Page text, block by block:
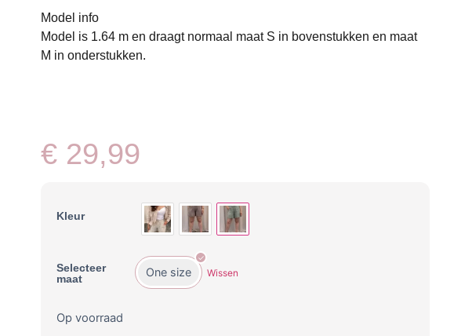
Model info
Model is 1.64 m en draagt normaal maat S in bovenstukken en maat
M in onderstukken.
€ 29,99
Kleur
Selecteer
maat
One size Wissen
Op voorraad